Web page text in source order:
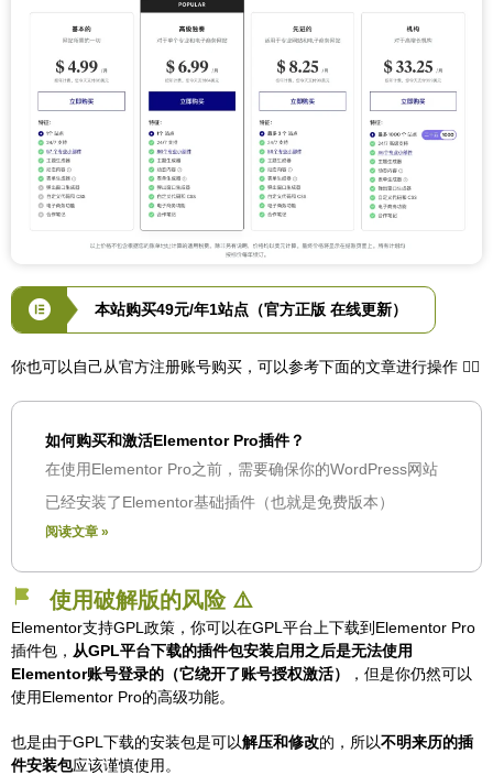
本站购买49元/年1站点（官方正版 在线更新）
你也可以自己从官方注册账号购买，可以参考下面的文章进行操作 👇🏻
如何购买和激活Elementor Pro插件？
在使用Elementor Pro之前，需要确保你的WordPress网站
已经安装了Elementor基础插件（也就是免费版本）
阅读文章 »
使用破解版的风险 ⚠️
Elementor支持GPL政策，你可以在GPL平台上下载到Elementor Pro
插件包， 从GPL平台下载的插件包安装启用之后是无法使用
Elementor账号登录的（它绕开了账号授权激活）
，但是你仍然可以
使用Elementor Pro的高级功能。
也是由于GPL下载的安装包是可以解压和修改的，所以不明来历的插
件安装包应该谨慎使用。